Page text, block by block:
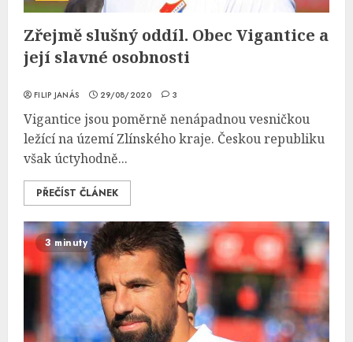
Zřejmě slušný oddíl. Obec Vigantice a
její slavné osobnosti
FILIP JANÁS 29/08/2020 3
Vigantice jsou poměrně nenápadnou vesničkou
ležící na území Zlínského kraje. Českou republiku
však úctyhodně...
PŘEČÍST ČLÁNEK
3 minuty